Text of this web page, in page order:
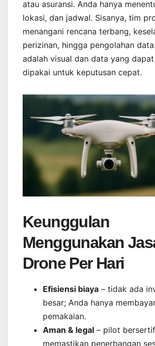
atau asuransi. Anda hanya
lokasi, dan jadwal. Sisanya, tim
menangani rencana terbang,
perizinan, hingga pengolahan
adalah visual dan data yang
dipakai untuk keputusan cepat.
Keunggulan
Menggunakan
Drone Per Hari
Efisiensi biaya – tidak ada
besar; Anda hanya
pemakaian.
Aman & legal – pilot
memastikan penerbangan